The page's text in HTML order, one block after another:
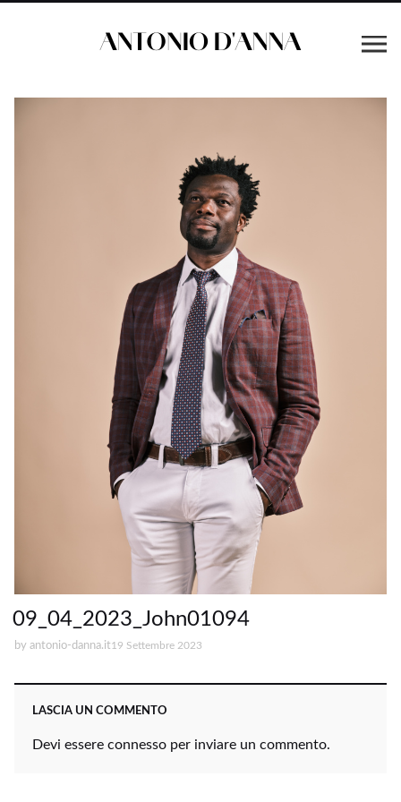
09_04_2023_John01094
by antonio-danna.it19 Settembre 2023
LASCIA UN COMMENTO
Devi essere connesso per inviare un commento.